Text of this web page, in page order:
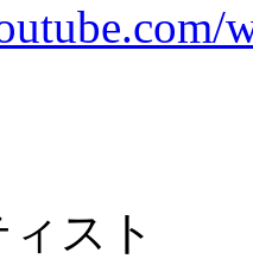
スト